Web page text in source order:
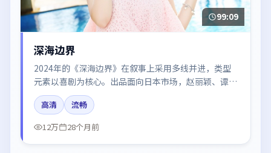
99:09
深海边界
2024年的《深海边界》在叙事上采用多线并进，类型
元素以喜剧为核心。出品面向日本市场，赵丽颖、谭
卓、刘亦菲、倪妮、杨幂所饰角色推动关键反转，结尾
留白引发讨论。
高清
流畅
12万
28个月前